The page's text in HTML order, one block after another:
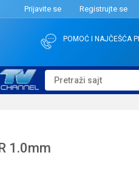
Prijavite se Registrujte se
POMOĆ I NAJČEŠĆA
Pretraži sajt
1.0mm